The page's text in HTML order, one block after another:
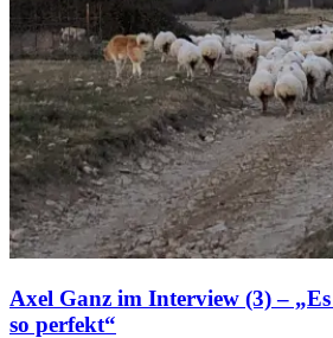
Axel Ganz im Interview (3) –
so perfekt“